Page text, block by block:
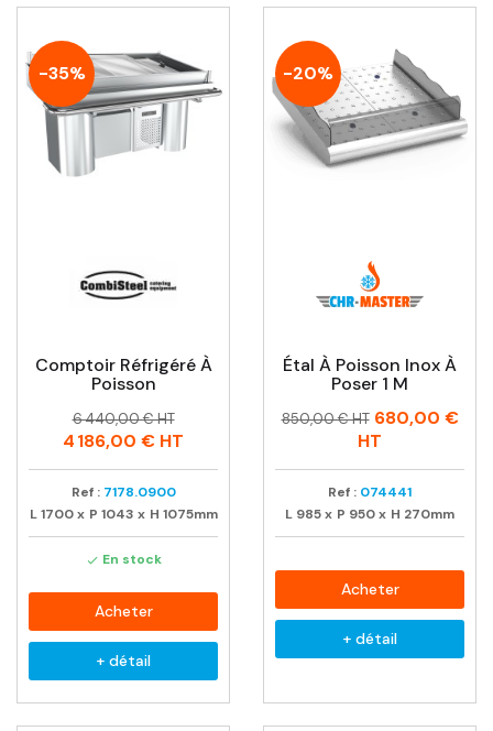
-35%
Comptoir Réfrigéré À
Poisson
Prix
Prix
habituel
6 440,00 € HT
4 186,00 € HT
Ref : 7178.0900
L 1700 x P 1043 x H 1075mm
 En stock
Acheter
+ détail
-20%
Étal À Poisson Inox À
Poser 1 M
Prix
Prix
850,00 € HT 680,00 €
HT
Ref : 074441
L 985x P 950x H 270mm
Acheter
+ détail